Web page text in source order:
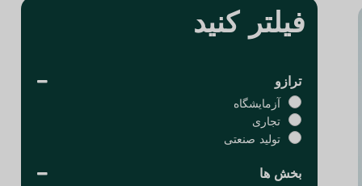
فیلتر کنید
ترازو
آزمایشگاه
تجاری
تولید صنعتی
بخش ها